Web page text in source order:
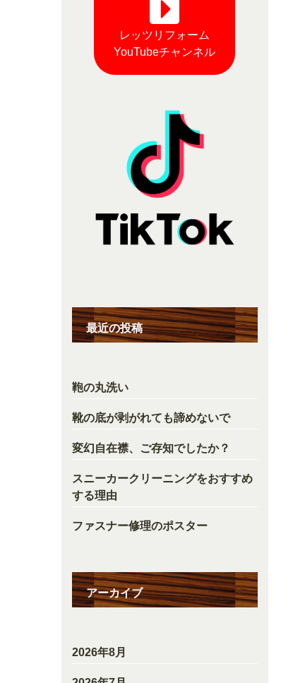
レッツリフォーム
YouTubeチャンネル
最近の投稿
鞄の丸洗い
靴の底が剥がれても諦めないで
変幻自在襟、ご存知でしたか？
スニーカークリーニングをおすすめ
する理由
ファスナー修理のポスター
アーカイブ
2026年8月